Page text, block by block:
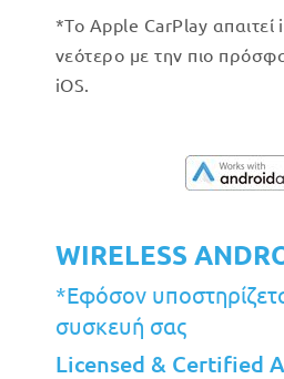
*Το Apple CarPlay απαιτεί
νεότερο με την πιο
iOS.
WIRELESS
*Εφόσον
συσκευή σας
Licensed & Certified